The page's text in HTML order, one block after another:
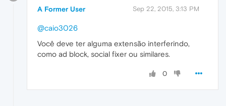
A Former User Sep 22, 2015, 3:13 PM
@caio3026
Você deve ter alguma extensão interferindo,
como ad block, social fixer ou similares.
0